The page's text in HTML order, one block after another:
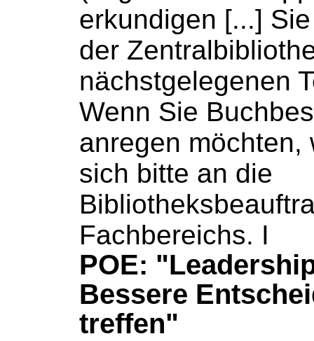
erkundigen [...]
der
nächstgelegenen
Wenn Sie
anregen möchten,
sich bitte an die
Fachbereichs. I
POE:
Bessere
treffen"